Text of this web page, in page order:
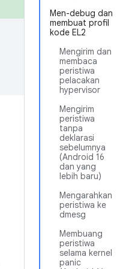
Men-debug dan
membuat profil
kode EL2
Mengirim dan
membaca
peristiwa
pelacakan
hypervisor
Mengirim
peristiwa
tanpa
deklarasi
sebelumnya
(Android 16
dan yang
lebih baru)
Mengarahkan
peristiwa ke
dmesg
Membuang
peristiwa
selama kernel
panic